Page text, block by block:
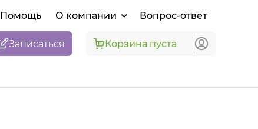
Помощь О компании Вопрос-ответ
Записаться Корзина пуста